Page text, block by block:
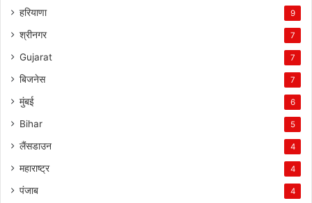
हरियाणा 9
श्रीनगर 7
Gujarat 7
बिजनेस 7
मुंबई 6
Bihar 5
लैंसडाउन 4
महाराष्ट्र 4
पंजाब 4